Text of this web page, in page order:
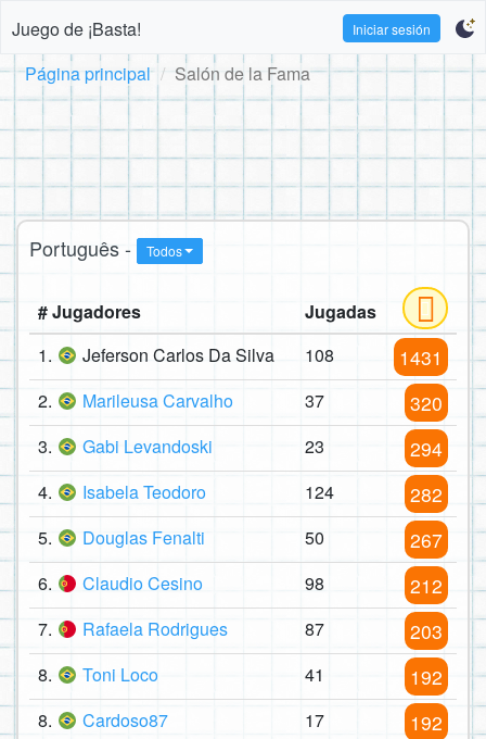
Juego de ¡Basta! Iniciar sesión
Página principal Salón de la Fama
Português - Todos
# Jugadores
Jugadas
1.
Jeferson Carlos Da Silva 108 1431
2. Marileusa Carvalho 37 320
3. Gabi Levandoski 23 294
4. Isabela Teodoro 124 282
5. Douglas Fenalti 50 267
6. Claudio Cesino 98 212
7. Rafaela Rodrigues 87 203
8. Toni Loco 41 192
8. Cardoso87 17 192